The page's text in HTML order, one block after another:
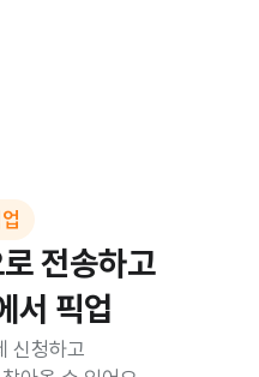
전송하고
서 픽업
신청하고